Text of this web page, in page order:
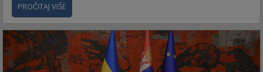
PROČITAJ VIŠE